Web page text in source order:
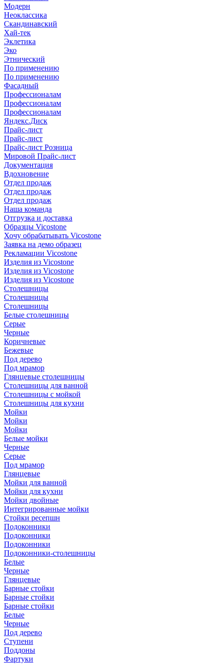
Модерн
Неоклассика
Скандинавский
Хай-тек
Эклетика
Эко
Этнический
По применению
По применению
Фасадный
Профессионалам
Профессионалам
Профессионалам
Яндекс.Диск
Прайс-лист
Прайс-лист
Прайс-лист Розница
Мировой Прайс-лист
Документация
Вдохновение
Отдел продаж
Отдел продаж
Отдел продаж
Наша команда
Отгрузка и доставка
Образцы Vicostone
Хочу обрабатывать Vicostone
Заявка на демо образец
Рекламации Vicostone
Изделия из Vicostone
Изделия из Vicostone
Изделия из Vicostone
Столешницы
Столешницы
Столешницы
Белые столешницы
Серые
Черные
Коричневые
Бежевые
Под дерево
Под мрамор
Глянцевые столешницы
Столешницы для ванной
Столешницы с мойкой
Столешницы для кухни
Мойки
Мойки
Мойки
Белые мойки
Черные
Серые
Под мрамор
Глянцевые
Мойки для ванной
Мойки для кухни
Мойки двойные
Интегрированные мойки
Стойки ресепшн
Подоконники
Подоконники
Подоконники
Подоконники-столешницы
Белые
Черные
Глянцевые
Барные стойки
Барные стойки
Барные стойки
Белые
Черные
Под дерево
Ступени
Поддоны
Фартуки